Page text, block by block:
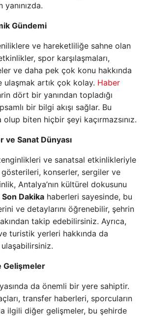
Gündemi
ve hareketliliğe sahne olan
spor karşılaşmaları,
ve daha pek çok konu hakkında
ulaşmak artık çok kolay. Haber
dört bir yanından topladığı
bir bilgi akışı sağlar. Bu
olup biten hiçbir şeyi kaçırmazsınız.
ve Sanat Dünyası
ve sanatsal etkinlikleriyle
konserler, sergiler ve
Antalya’nın kültürel dokusunu
Dakika haberleri sayesinde, bu
ve detaylarını öğrenebilir, şehrin
takip edebilirsiniz. Ayrıca,
turistik yerleri hakkında da
Gelişmeler
da önemli bir yere sahiptir.
transfer haberleri, sporcuların
ilgili diğer gelişmeler, bu şehirde